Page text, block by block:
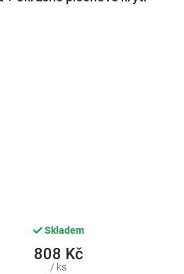
Skladem
808 Kč
/ ks